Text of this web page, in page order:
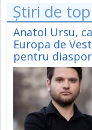
Știri de top
Anatol Ursu,
Europa de
pentru